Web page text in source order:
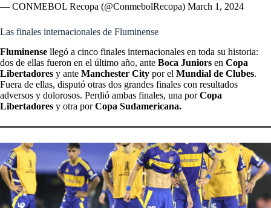
— CONMEBOL Recopa (@ConmebolRecopa) March 1, 2024
Las finales internacionales de Fluminense
Fluminense llegó a cinco finales internacionales en toda su historia:
dos de ellas fueron en el último año, ante Boca Juniors en Copa
Libertadores y ante Manchester City por el Mundial de Clubes.
Fuera de ellas, disputó otras dos grandes finales con resultados
adversos y dolorosos. Perdió ambas finales, una porCopa
Libertadores y otra porCopa Sudamericana.